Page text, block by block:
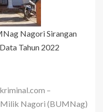
Nagori Sirangan
Tahun 2022
–
Milik Nagori (BUMNag)